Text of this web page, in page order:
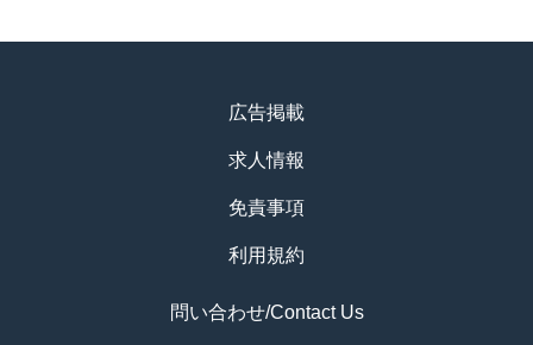
広告掲載
求人情報
免責事項
利用規約
問い合わせ/Contact Us